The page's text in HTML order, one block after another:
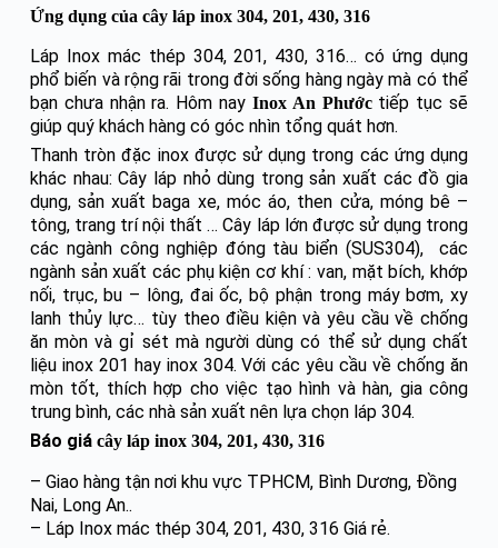
Ứng dụng của cây láp inox 304, 201, 430, 316
Láp Inox mác thép 304, 201, 430, 316… có ứng dụng
phổ biến và rộng rãi trong đời sống hàng ngày mà có thể
bạn chưa nhận ra. Hôm nay Inox An Phướctiếp tục sẽ
giúp quý khách hàng có góc nhìn tổng quát hơn.
Thanh tròn đặc inox được sử dụng trong các ứng dụng
khác nhau: Cây láp nhỏ dùng trong sản xuất các đồ gia
dụng, sản xuất baga xe, móc áo, then cửa, móng bê –
tông, trang trí nội thất … Cây láp lớn được sử dụng trong
các ngành công nghiệp đóng tàu biển (SUS304), các
ngành sản xuất các phụ kiện cơ khí : van, mặt bích, khớp
nối, trục, bu – lông, đai ốc, bộ phận trong máy bơm, xy
lanh thủy lực… tùy theo điều kiện và yêu cầu về chống
ăn mòn và gỉ sét mà người dùng có thể sử dụng chất
liệu inox 201 hay inox 304. Với các yêu cầu về chống ăn
mòn tốt, thích hợp cho việc tạo hình và hàn, gia công
trung bình, các nhà sản xuất nên lựa chọn láp 304.
Báo giá cây láp inox 304, 201, 430, 316
– Giao hàng tận nơi khu vực TPHCM, Bình Dương, Đồng
Nai, Long An..
– Láp Inox mác thép 304, 201, 430, 316 Giá rẻ.